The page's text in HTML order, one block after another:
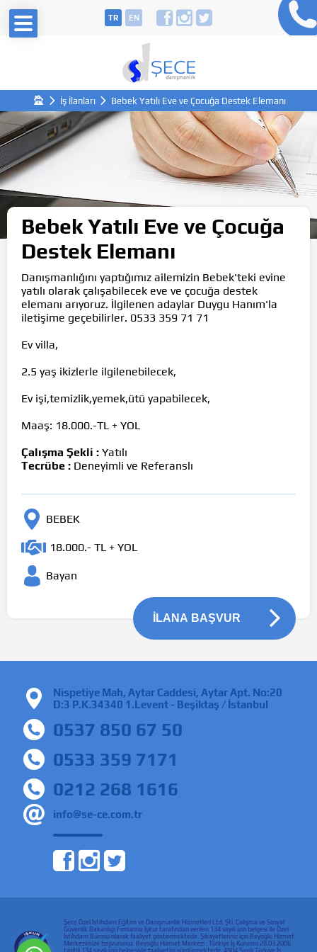
TR EN
İş İlanları Bebek Yatılı Eve ve Çocuğa Destek Elemanı
Bebek Yatılı Eve ve Çocuğa
Destek Elemanı
Danışmanlığını yaptığımız ailemizin Bebek'teki evine
yatılı olarak çalışabilecek eve ve çocuğa destek
elemanı arıyoruz. İlgilenen adaylar Duygu Hanım'la
iletişime geçebilirler. 0533 359 71 71
Ev villa,
2.5 yaş ikizlerle ilgilenebilecek,
Ev işi,temizlik,yemek,ütü yapabilecek,
Maaş: 18.000.-TL + YOL
Çalışma Şekli : Yatılı
Tecrübe : Deneyimli ve Referanslı
BEBEK
18.000.- TL + YOL
Bayan
İLANA BAŞVUR
Nispetiye Mah, Aytar Caddesi, Aytar Apt. No:20
D:3 P.K.34340 1.Levent - Beşiktaş / İstanbul
0537 850 67 50
0533 359 7171
0212 268 1616
info@se-ce.com.tr
Şece Özel İstihdam Eğitim ve Danışmanlık Hizmetleri Ltd. Şti. Çalışma ve Sosyal
Güvenlik Bakanlığı Firmamız İşkur tarafından verilen 134 sayılı izin belgesi ile Özel
İstihdam Bürosu olarak faaliyet göstermektedir. Şikayetleriniz için Beyoğlu Hizmet
Merkezimize başvurunuz. Beyoğlu Hizmet Merkezi : Türkiye İş Kurumu 28.03.2006
tarihli 134 sayılı izin belgesiyle faaliyetini sürdürmektedir. 4904 Sayılı Türkiye İş